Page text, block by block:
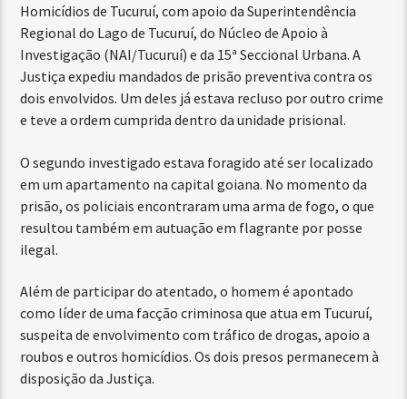
Homicídios de Tucuruí, com apoio da Superintendência
Regional do Lago de Tucuruí, do Núcleo de Apoio à
Investigação (NAI/Tucuruí) e da 15ª Seccional Urbana. A
Justiça expediu mandados de prisão preventiva contra os
dois envolvidos. Um deles já estava recluso por outro crime
e teve a ordem cumprida dentro da unidade prisional.
O segundo investigado estava foragido até ser localizado
em um apartamento na capital goiana. No momento da
prisão, os policiais encontraram uma arma de fogo, o que
resultou também em autuação em flagrante por posse
ilegal.
Além de participar do atentado, o homem é apontado
como líder de uma facção criminosa que atua em Tucuruí,
suspeita de envolvimento com tráfico de drogas, apoio a
roubos e outros homicídios. Os dois presos permanecem à
disposição da Justiça.